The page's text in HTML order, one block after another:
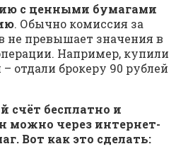
с ценными бумагами
. Обычно комиссия за
не превышает значения в
Например, купили
отдали брокеру 90 рублей
счёт бесплатно и
можно через интернет-
Вот как это сделать: